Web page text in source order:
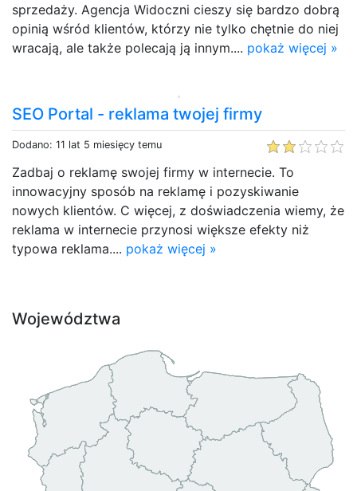
sprzedaży. Agencja Widoczni cieszy się bardzo dobrą
opinią wśród klientów, którzy nie tylko chętnie do niej
wracają, ale także polecają ją innym.... pokaż więcej »
SEO Portal - reklama twojej firmy
Dodano: 11 lat 5 miesięcy temu
Zadbaj o reklamę swojej firmy w internecie. To
innowacyjny sposób na reklamę i pozyskiwanie
nowych klientów. C więcej, z doświadczenia wiemy, że
reklama w internecie przynosi większe efekty niż
typowa reklama.... pokaż więcej »
Województwa